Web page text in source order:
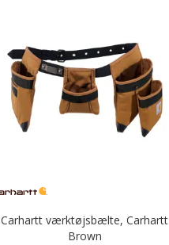
Carhartt værktøjsbælte, Carhartt
Brown